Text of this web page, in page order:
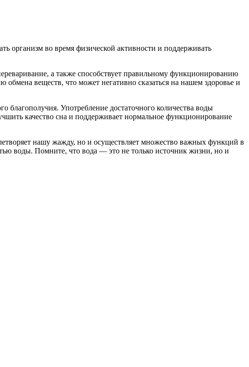
организм во время физической активности и поддерживать
а также способствует правильному функционированию
веществ, что может негативно сказаться на нашем здоровье и
благополучия. Употребление достаточного количества воды
качество сна и поддерживает нормальное функционирование
нашу жажду, но и осуществляет множество важных функций в
воды. Помните, что вода — это не только источник жизни, но и